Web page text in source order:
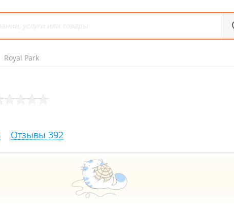
Royal Park
Отзывы 392